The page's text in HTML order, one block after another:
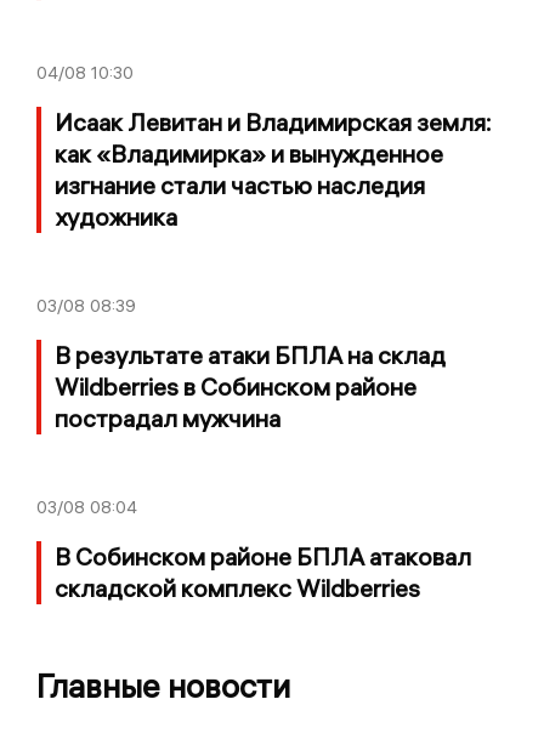
04/08 10:30
Исаак Левитан и Владимирская земля:
как «Владимирка» и вынужденное
изгнание стали частью наследия
художника
03/08 08:39
В результате атаки БПЛА на склад
Wildberries в Собинском районе
пострадал мужчина
03/08 08:04
В Собинском районе БПЛА атаковал
складской комплекс Wildberries
Главные новости